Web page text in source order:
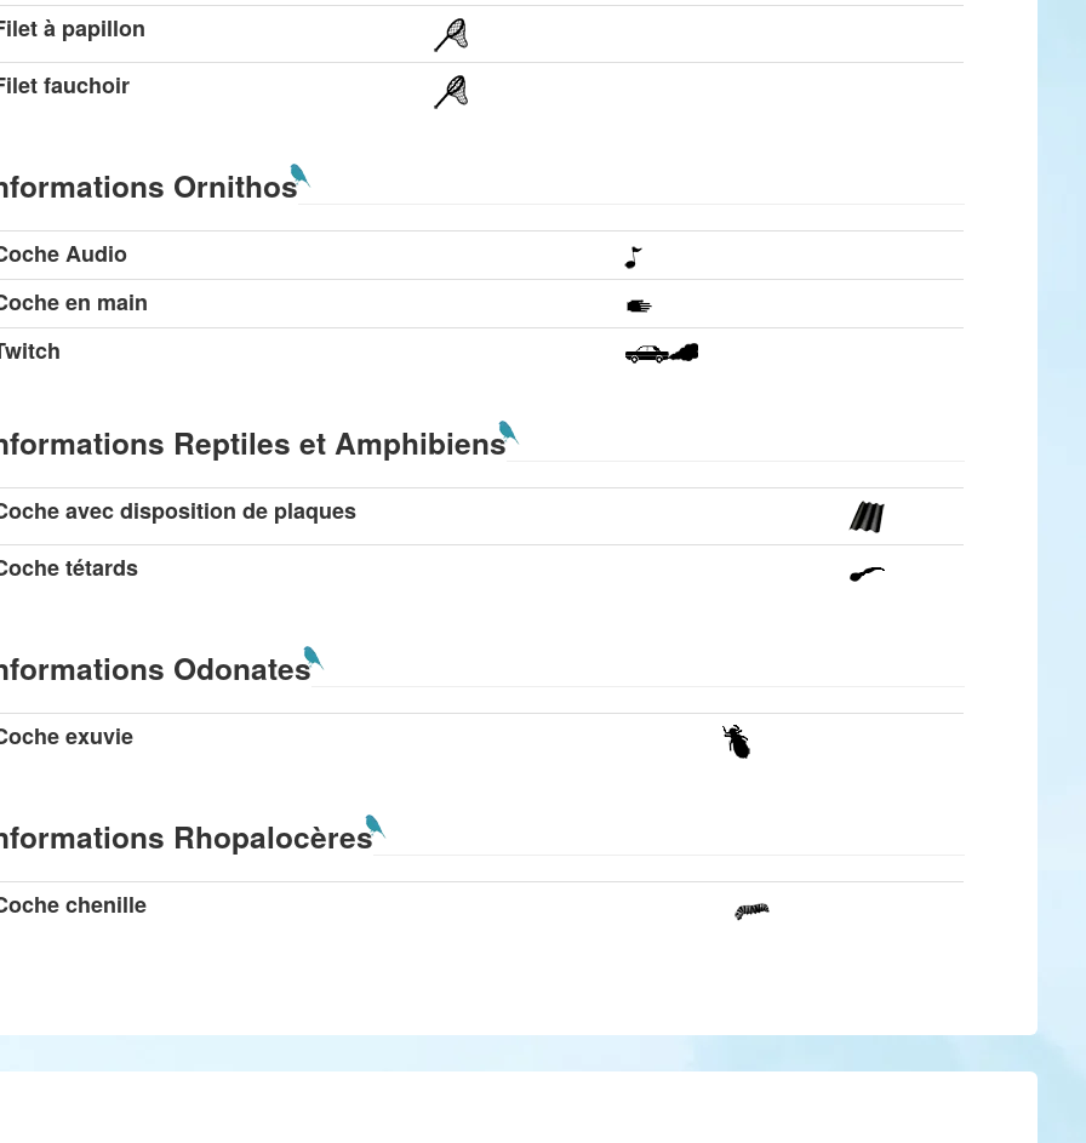
à papillon
fauchoir
Ornithos
Audio
en main
Reptiles et Amphibiens
avec disposition de plaques
tétards
Odonates
exuvie
Rhopalocères
chenille